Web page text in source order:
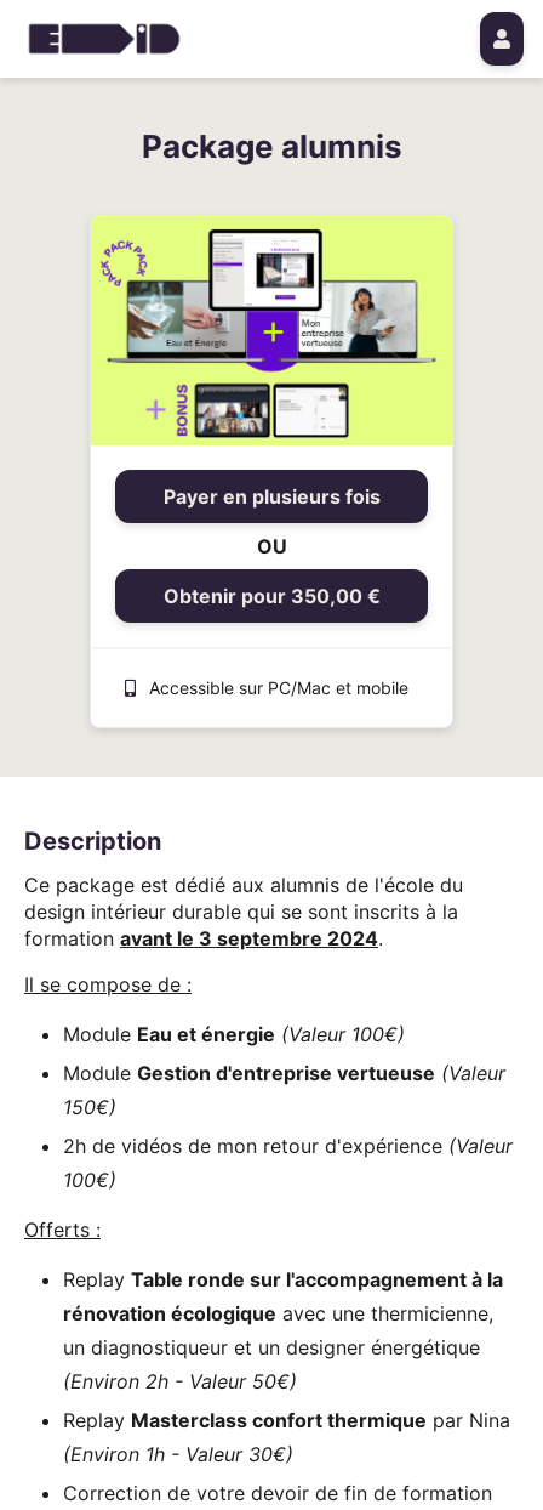
Package alumnis
Payer en plusieurs fois
OU
Obtenir pour 350,00 €
Accessible sur PC/Mac et mobile
Description
Ce package est dédié aux alumnis de l'école du
design intérieur durable qui se sont inscrits à la
formation avant le 3 septembre 2024.
Il se compose de :
Module Eau et énergie (Valeur 100€)
Module Gestion d'entreprise vertueuse (Valeur
150€)
2h de vidéos de mon retour d'expérience (Valeur
100€)
Offerts :
Replay Table ronde sur l'accompagnement à la
rénovation écologique avec une thermicienne,
un diagnostiqueur et un designer énergétique
(Environ 2h - Valeur 50€)
Replay Masterclass confort thermique par Nina
(Environ 1h - Valeur 30€)
Correction de votre devoir de fin de formation